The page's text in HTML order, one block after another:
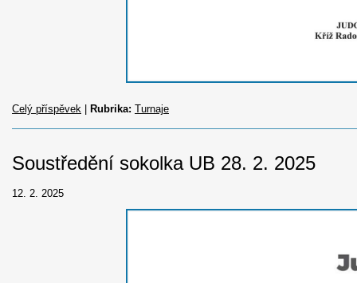
Celý příspěvek Rubrika: Turnaje
Soustředění sokolka UB 28. 2. 2025
12. 2. 2025